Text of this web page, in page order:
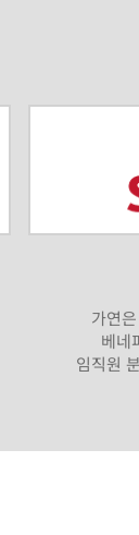
가연
베네
임직원